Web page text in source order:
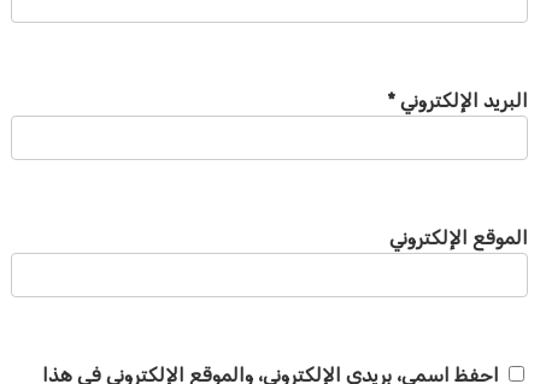
البريد الإلكتروني *
الموقع الإلكتروني
احفظ اسمي، بريدي الإلكتروني، والموقع الإلكتروني في هذا